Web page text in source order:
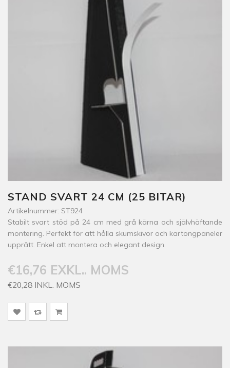
STAND SVART 24 CM (25 BITAR)
Artikelnummer: ST924
Stabilt svart stöd på 24 cm med grå kärna och självhäftande
montering. Perfekt för att hålla skumskivor och kartongpaneler
upprätt. Enkel att montera och elegant design.
€16,76 EXKL.. MOMS
€20,28 INKL. MOMS